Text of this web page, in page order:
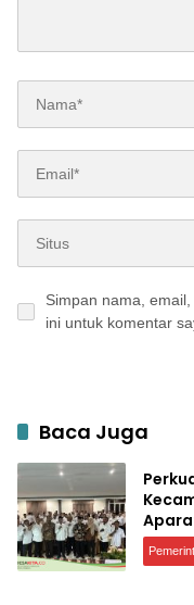
Simpan nama,
ini untuk komentar
Baca Juga